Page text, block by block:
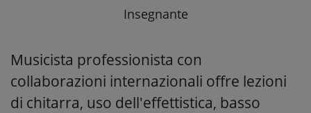
Insegnante
Musicista professionista con
collaborazioni internazionali offre lezioni
di chitarra, uso dell'effettistica, basso